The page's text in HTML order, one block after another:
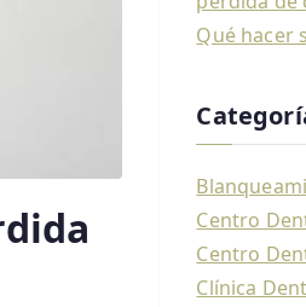
Qué hacer
Centro
Centro
Clínica